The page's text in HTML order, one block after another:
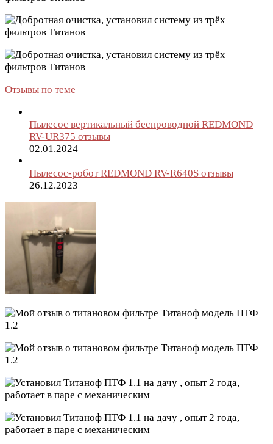
Отзывы по теме
Пылесос вертикальный беспроводной REDMOND
RV-UR375 отзывы
02.01.2024
Пылесос-робот REDMOND RV-R640S отзывы
26.12.2023